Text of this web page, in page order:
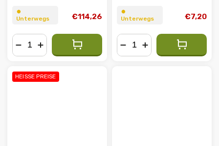
⏺︎
Unterwegs
€114,26
⏺︎
Unterwegs
€7,20
HEISSE PREISE